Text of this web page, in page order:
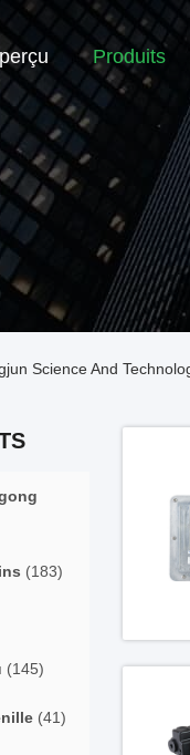
Produits
Science And
(183)
(145)
(41)